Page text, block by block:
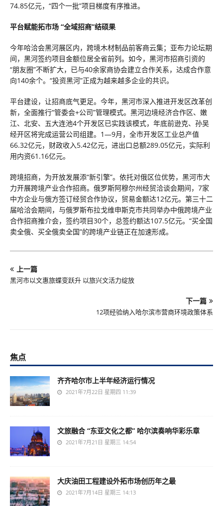
74.85亿元，“四个一批”项目梯度有序推进。
平台赋能拓市场 “全域招商”结硕果
今年哈洽会黑河展区内，跨境木材制品前客商云集；亚布力论坛期
间，黑河签约项目金额位居全省前列。如今，黑河市招商引资的
“朋友圈”不断扩大，已与40余家商协会建立合作关系，达成合作意
向140余个。“投资黑河”正成为越来越多企业的共识。
平台建设，让招商底气更足。今年，黑河市深入推进开发区改革创
新，全面推行“管委会+公司”管理模式。黑河边境经济合作区、嫩
江、北安、五大连池4个开发区已实践该模式，年底前逊克、孙吴
经开区将完成运营公司组建。1—9月，全市开发区工业总产值
66.32亿元，财政收入5.42亿元，进出口总额289.05亿元，实际利
用内资61.16亿元。
跨境招商，为开放发展添“新引擎”。依托对俄区位优势，黑河市大
力开展跨境产业合作招商。俄罗斯阿穆尔州经贸洽谈会期间，7家
中方企业与俄方签订经贸合作协议，贸易金额达12亿元。第三十二
届哈洽会期间，与俄罗斯布拉戈维申斯克市共同举办中俄跨境产业
合作招商推介会，签约项目30个，总签约额达107.5亿元。“买全国
卖全俄、买全俄卖全国”的跨境产业链正在加速形成。
上一篇
黑河市以文惠旅蝶变跃升 以旅兴文活力绽放
下一篇
12项经验纳入哈尔滨市营商环境政策体系
焦点
齐齐哈尔市上半年经济运行情况
2021年7月22日 星期四 11:39
文旅融合 “东亚文化之都” 哈尔滨奏响华彩乐章
2021年7月21日 星期三 14:54
大庆油田工程建设外拓市场创历年之最
2021年7月14日 星期三 14:13